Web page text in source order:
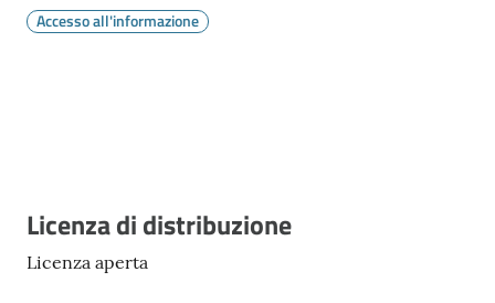
Accesso all'informazione
Descrizione
Licenza di distribuzione
Licenza aperta